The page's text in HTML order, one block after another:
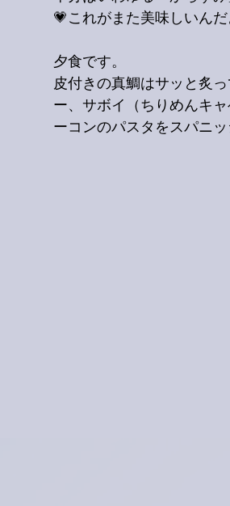
💗これがまた美味しいん
夕食です。
皮付きの真鯛はサッと炙
ー、サボイ（ちりめんキ
ーコンのパスタをスパニ